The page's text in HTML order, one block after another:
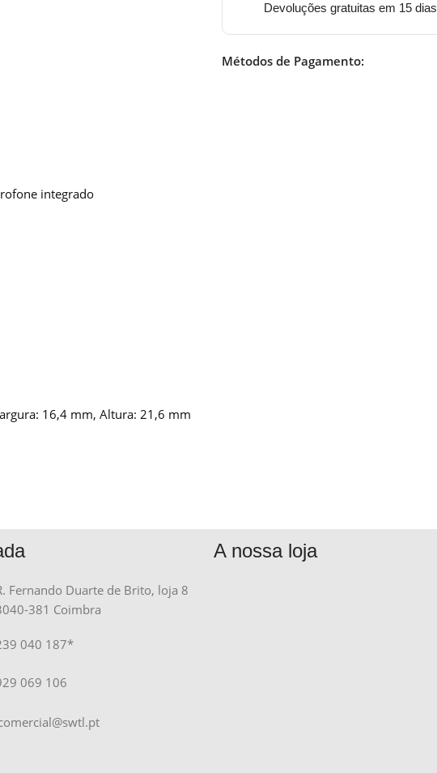
Devoluções gratuitas em 15 dias
Métodos de Pagamento:
integrado
16,4 mm, Altura: 21,6 mm
Fernando Duarte de Brito, loja 8
381 Coimbra
040 187*
069 106
A nossa loja